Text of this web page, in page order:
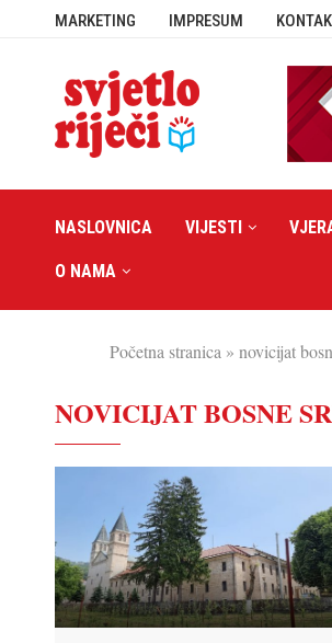
MARKETING IMPRESUM
NASLOVNICA VIJESTI
O NAMA
Početna stranica » novicijat
NOVICIJAT BOSNE